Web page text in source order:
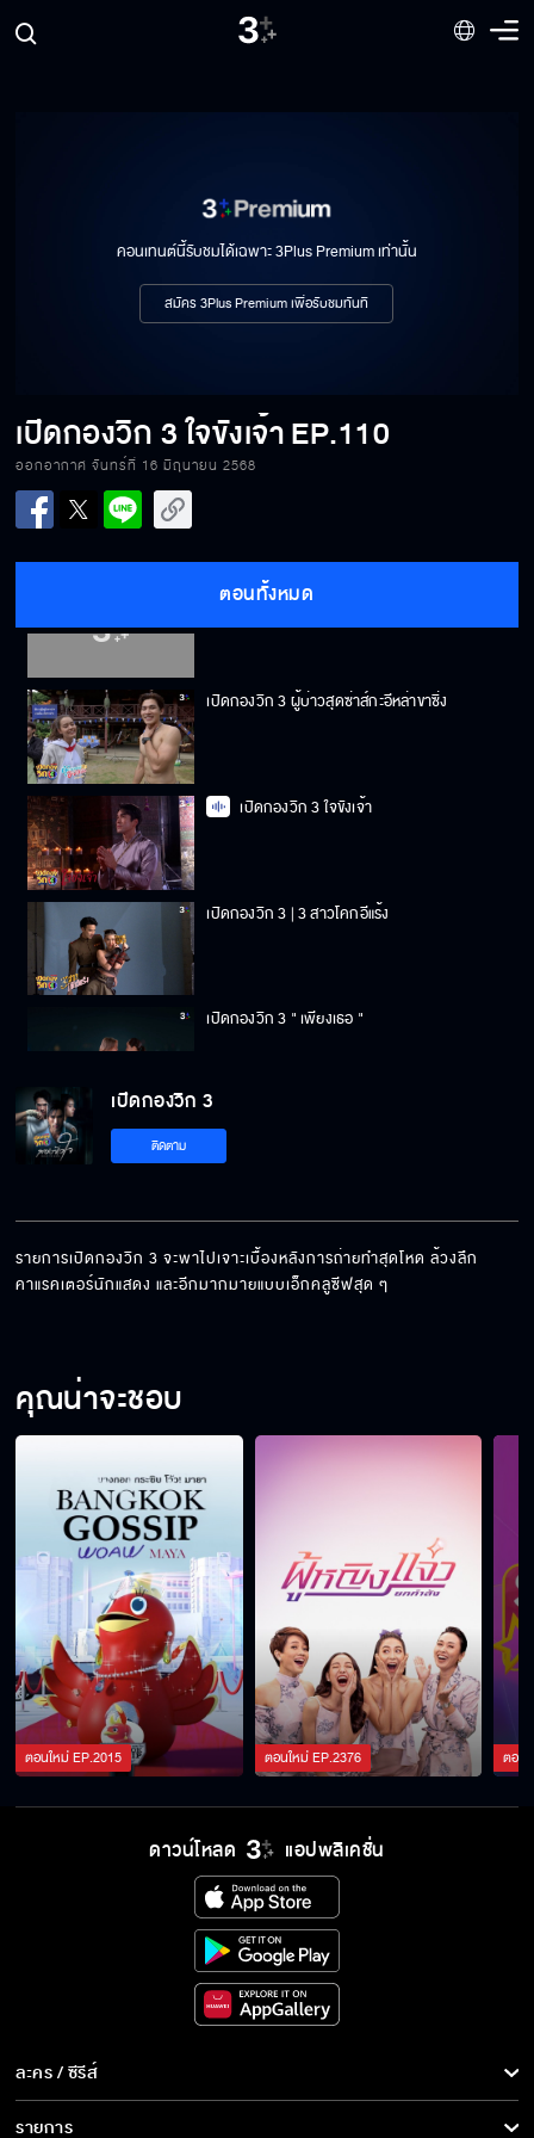
คอนเทนต์นี้รับชมได้เฉพาะ 3Plus Premium เท่านั้น
สมัคร 3Plus Premium เพื่อรับชมทันที
เปิดกองวิก 3 ใจขังเจ้าEP.110
ออกอากาศ จันทร์ที่ 16 มิถุนายน 2568
ตอนทั้งหมด
ดวงดาว
เปิดกองวิก 3 สายรักสายเลือด
เปิดกองวิก 3 นับ 8
เปิดกองวิก 3 ผู้บ่าวสุดซ่าส์กะอีหล่าขาซิ่ง
เปิดกองวิก 3 ใจขังเจ้า
เปิดกองวิก 3 | 3 สาวโคกอีแร้ง
เปิดกองวิก 3 " เพียงเธอ "
เปิดกองวิก 3 " แสนรัก "
เปิดกองวิก 3 น้ำผึ้งขม
เปิดกองวิก 3 ยิหวาดาตัง
เปิดกองวิก 3 ก็รักมันปักใจ
เปิดกองวิก 3 ปิ่นอนงค์
เปิดกองวิก 3 รักหักหลัง
เปิดกองวิก 3 โทษฐานที่รักเธอ
เปิดกองวิก 3
ติดตาม
รายการเปิดกองวิก 3 จะพาไปเจาะเบื้องหลังการถ่ายทำสุดโหด ล้วงลึก
คาแรคเตอร์นักแสดง และอีกมากมายแบบเอ็กคลูซีฟสุด ๆ
คุณน่าจะชอบ
ตอนใหม่EP.2015 ตอนใหม่EP.2376 ตอน
ดาวน์โหลด แอปพลิเคชั่น
ละคร / ซีรีส์
ละคร/ซีรีส์
รายการ